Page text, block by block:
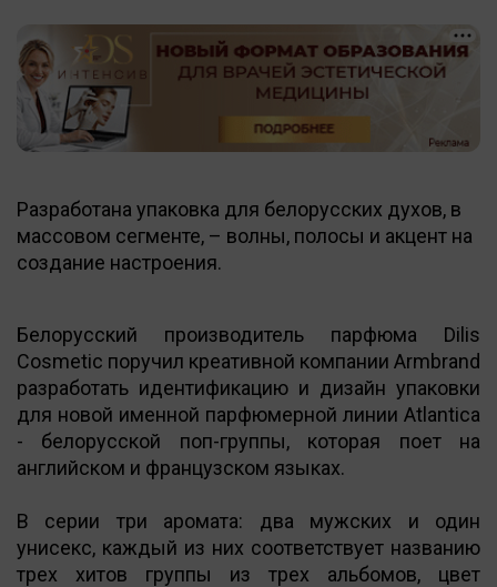
Разработана упаковка для белорусских духов, в
массовом сегменте, – волны, полосы и акцент на
создание настроения.
Белорусский производитель парфюма Dilis
Cosmetic поручил креативной компании Armbrand
разработать идентификацию и дизайн упаковки
для новой именной парфюмерной линии Atlantica
- белорусской поп-группы, которая поет на
английском и французском языках.
В серии три аромата: два мужских и один
унисекс, каждый из них соответствует названию
трех хитов группы из трех альбомов, цвет